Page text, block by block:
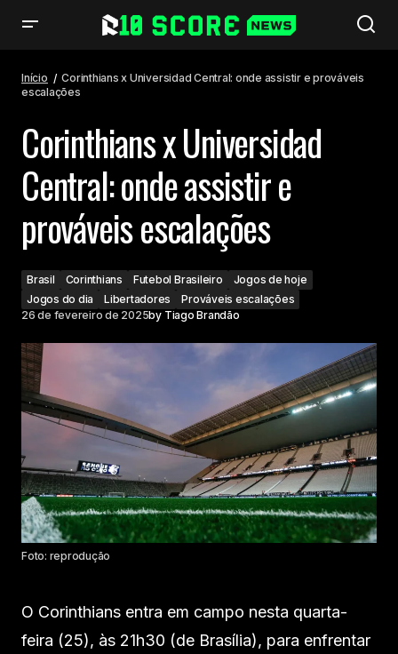
Início
Corinthians x Universidad Central: onde assistir e prováveis
escalações
Corinthians x Universidad
Central: onde assistir e
prováveis escalações
Brasil Corinthians Futebol Brasileiro
Jogos de hoje
Jogos do dia
Libertadores
Prováveis escalações
26 de fevereiro de 2025by Tiago Brandão
Foto: reprodução
O Corinthians entra em campo nesta quarta-
feira (25), às 21h30 (de Brasília), para enfrentar